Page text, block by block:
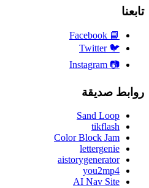
تابعنا
📘
🐦
Twitter
📷
روابط صديقة
Sand Loop
tikflash
Color Block Jam
lettergenie
aistorygenerator
you2mp4
AI Nav Site